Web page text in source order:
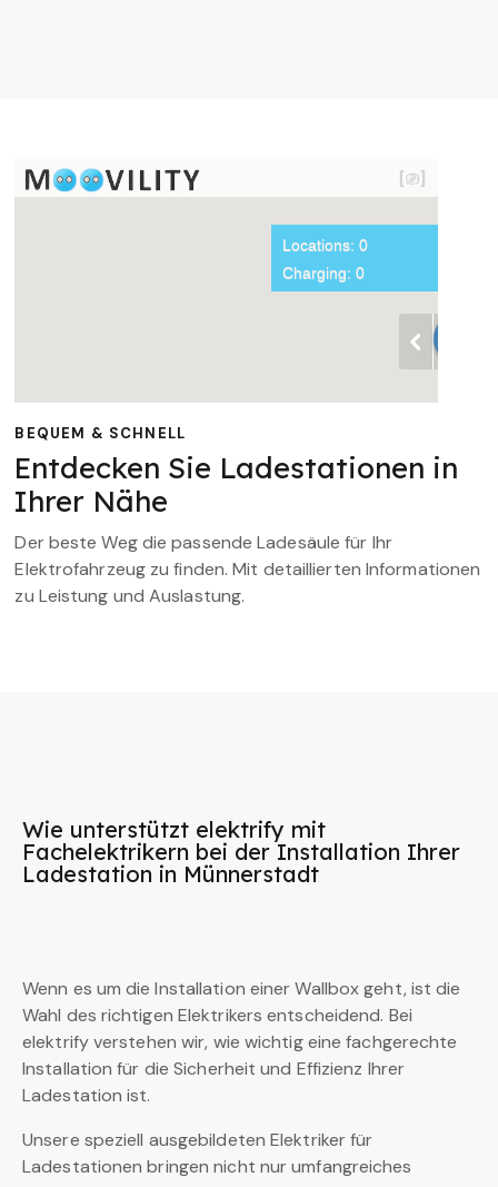
BEQUEM & SCHNELL
Entdecken Sie Ladestationen in
Ihrer Nähe
Der beste Weg die passende Ladesäule für Ihr
Elektrofahrzeug zu finden. Mit detaillierten Informationen
zu Leistung und Auslastung.
Wie unterstützt elektrify mit
Fachelektrikern bei der Installation Ihrer
Ladestation in Münnerstadt
Wenn es um die Installation einer Wallbox geht, ist die
Wahl des richtigen Elektrikers entscheidend. Bei
elektrify verstehen wir, wie wichtig eine fachgerechte
Installation für die Sicherheit und Effizienz Ihrer
Ladestation ist.
Unsere speziell ausgebildeten Elektriker für
Ladestationen bringen nicht nur umfangreiches